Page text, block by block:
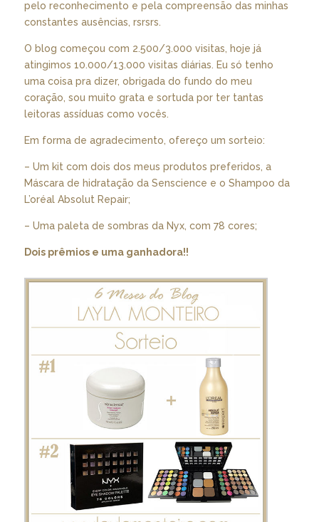
pelo reconhecimento e pela compreensão das minhas
constantes ausências, rsrsrs.
O blog começou com 2.500/3.000 visitas, hoje já
atingimos 10.000/13.000 visitas diárias. Eu só tenho
uma coisa pra dizer, obrigada do fundo do meu
coração, sou muito grata e sortuda por ter tantas
leitoras assíduas como vocês.
Em forma de agradecimento, ofereço um sorteio:
– Um kit com dois dos meus produtos preferidos, a
Máscara de hidratação da Senscience e o Shampoo da
L’oréal Absolut Repair;
– Uma paleta de sombras da Nyx, com 78 cores;
Dois prêmios e uma ganhadora!!